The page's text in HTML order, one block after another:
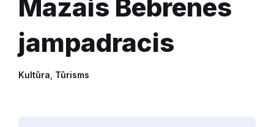
Mazais Bebrenes
jampadracis
Kultūra Tūrisms